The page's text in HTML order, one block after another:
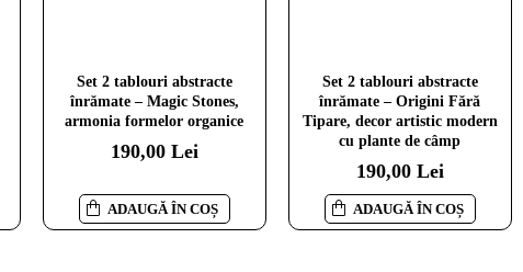
Set 2 Tablouri Înrămate - Joc
din Frunze, decor abstract
modern pentru dormitor sau
ADAUGĂ ÎN COȘ
Set 2 Tablouri Înrămate -
Inimi Inocente, tablou cu
animale pentru hol sau birou
190,00 Lei
ADAUGĂ ÎN COȘ
Set 2 tablouri abstracte
înrămate – Magic Stones,
armonia formelor organice
190,00 Lei
ADAUGĂ ÎN COȘ
Set 2 tablouri abstracte
înrămate – Origini Fără
Tipare, decor artistic modern
cu plante de câmp
190,00 Lei
ADAUGĂ ÎN COȘ